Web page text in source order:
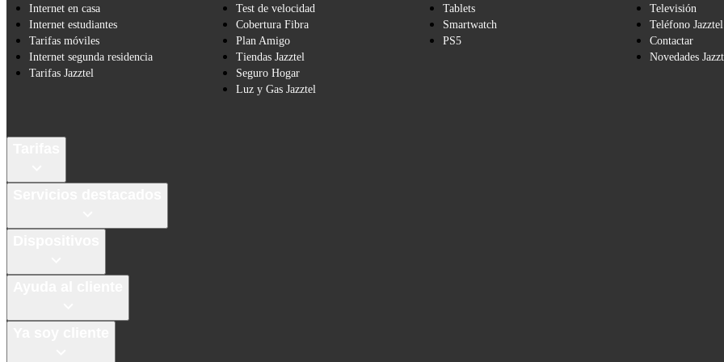
Internet en casa
Internet estudiantes
Tarifas móviles
Internet segunda residencia
Tarifas Jazztel
Test de velocidad
Cobertura Fibra
Plan Amigo
Tiendas Jazztel
Seguro Hogar
Luz y Gas Jazztel
Tablets
Smartwatch
PS5
Televisión
Teléfono Jazztel
Contactar
Novedades